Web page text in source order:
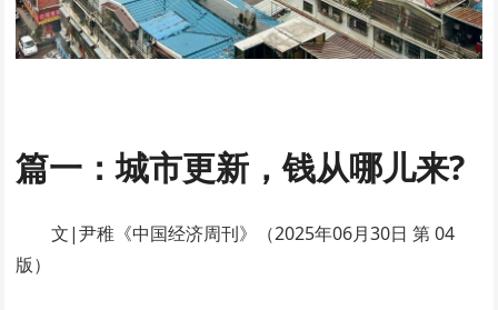
篇一：城市更新，钱从哪儿来?
文|尹稚 《中国经济周刊》（2025年06月30日 第 04
版）